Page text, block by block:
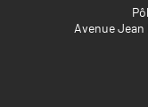
Avenue Jean